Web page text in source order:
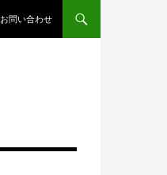
お問い合わせ